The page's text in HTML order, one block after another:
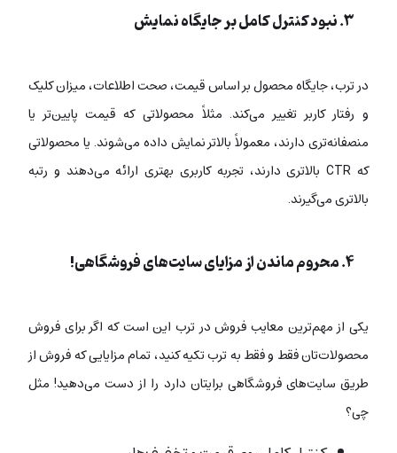
۳. نبود کنترل کامل بر جایگاه نمایش
در ترب، جایگاه محصول بر اساس قیمت، صحت اطلاعات، میزان کلیک
و رفتار کاربر تغییر می‌کند. مثلاً محصولاتی که قیمت پایین‌تر یا
منصفانه‌تری دارند، معمولاً بالاتر نمایش داده می‌شوند. یا محصولاتی
که CTR بالاتری دارند، تجربه کاربری بهتری ارائه می‌دهند و رتبه
بالاتری می‌گیرند.
۴. محروم ماندن از مزایای سایت‌های فروشگاهی!
یکی از مهم‌ترین معایب فروش در ترب این است که اگر برای فروش
محصولات‌تان فقط و فقط به ترب تکیه کنید، تمام مزایایی که فروش از
طریق سایت‌های فروشگاهی برایتان دارد را از دست می‌دهید! مثل
چی؟